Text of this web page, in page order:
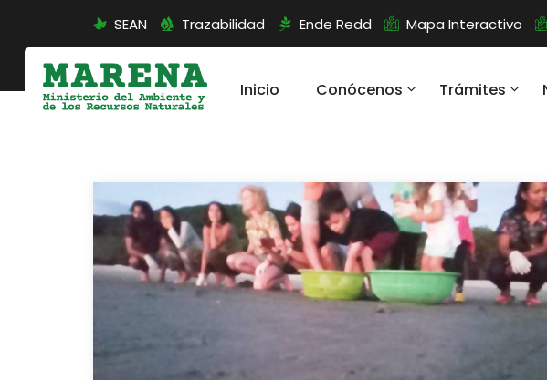
SEAN Trazabilidad Ende Redd Mapa Interactivo
Inicio Conócenos Trámites